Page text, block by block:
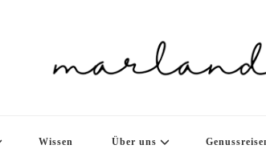
Wissen Über uns